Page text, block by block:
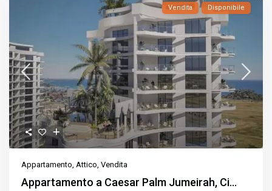
Vendita Disponibile
Appartamento,Attico,Vendita
Appartamento a Caesar Palm Jumeirah, Ci...